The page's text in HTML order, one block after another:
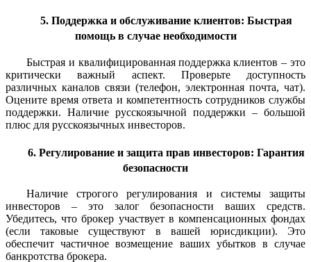
5. Поддержка и обслуживание клиентов: Быстрая
помощь в случае необходимости
Быстрая и квалифицированная поддержка клиентов – это
критически важный аспект. Проверьте доступность
различных каналов связи (телефон, электронная почта, чат).
Оцените время ответа и компетентность сотрудников службы
поддержки. Наличие русскоязычной поддержки – большой
плюс для русскоязычных инвесторов.
6. Регулирование и защита прав инвесторов: Гарантия
безопасности
Наличие строгого регулирования и системы защиты
инвесторов – это залог безопасности ваших средств.
Убедитесь, что брокер участвует в компенсационных фондах
(если таковые существуют в вашей юрисдикции). Это
обеспечит частичное возмещение ваших убытков в случае
банкротства брокера.